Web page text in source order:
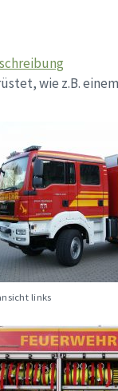
wie z.B.
links